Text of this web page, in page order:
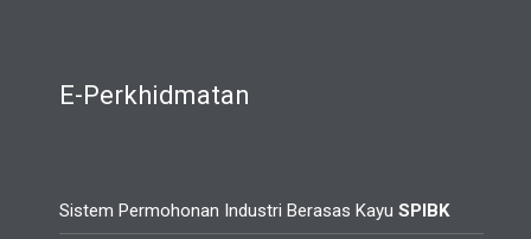
E-Perkhidmatan
Sistem Permohonan Industri Berasas Kayu SPIBK